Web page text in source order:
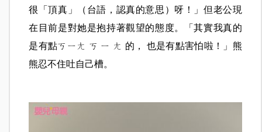
很「頂真」（台語，認真的意思）呀！」但老公現
在目前是對她是抱持著觀望的態度。「其實我真的
是有點ㄎㄧㄤ ㄎ ㄧ ㄤ 的， 也是有點害怕啦！」熊
熊忍不住吐自己槽。